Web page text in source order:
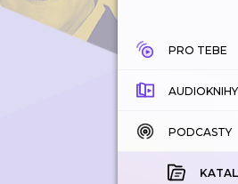
PRO TEBE
AUDIOKNIHY
PODCASTY